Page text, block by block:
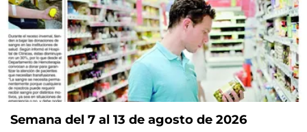
Semana del 7 al 13 de agosto de 2026